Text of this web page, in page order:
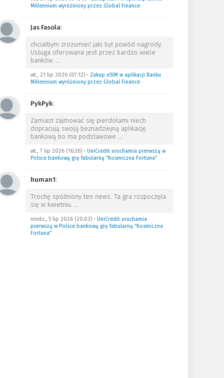
Millennium wyróżniony przez Global Finance
Jas Fasola:
chciałbym zrozumieć jaki był powód nagrody.
Usługa oferowana jest przez bardzo wiele
banków. …
wt., 21 lip 2026 (07:12)• Zakup eSIM w aplikacji Banku
Millennium wyróżniony przez Global Finance
PykPyk:
Zamiast zajmować się pierdołami niech
dopracują swoją beznadziejną aplikację
bankową bo ma podstawowe …
wt., 7 lip 2026 (16:36)• UniCredit uruchamia pierwszą w
Polsce bankową grę fabularną “Kosmiczna Fortuna”
human1:
Trochę spóźniony ten news. Ta gra rozpoczęła
się w kwietniu. …
niedz., 5 lip 2026 (20:03)• UniCredit uruchamia
pierwszą w Polsce bankową grę fabularną “Kosmiczna
Fortuna”